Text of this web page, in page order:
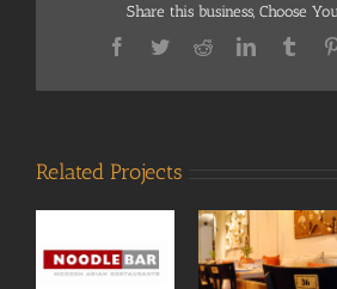
Share this business, Choose
Facebook
TwitterRedditLinkedIn
Related Projects